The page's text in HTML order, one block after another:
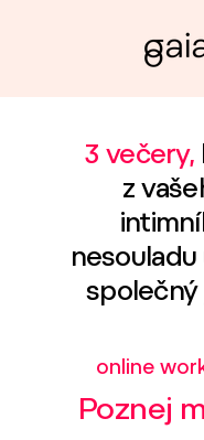
3 večery,
z
nesouladu
společný
online
Poznej